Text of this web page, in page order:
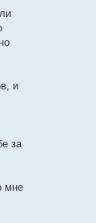
и
за
мне